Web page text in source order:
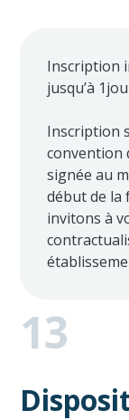
Inscription
jusqu’à
Inscription
convention
signée au
début de la
invitons à
13